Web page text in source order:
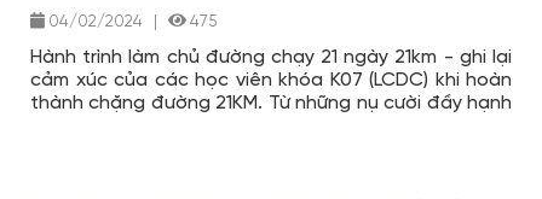
04/02/2024 475
Hành trình làm chủ đường chạy 21 ngày 21km - ghi lại
cảm xúc của các học viên khóa K07 (LCDC) khi hoàn
thành chặng đường 21KM. Từ những nụ cười đầy hạnh